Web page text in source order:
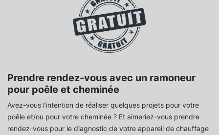
Prendre rendez-vous avec un ramoneur
pour poêle et cheminée
Avez-vous l’intention de réaliser quelques projets pour votre
poêle et/ou pour votre cheminée ? Et aimeriez-vous prendre
rendez-vous pour le diagnostic de votre appareil de chauffage